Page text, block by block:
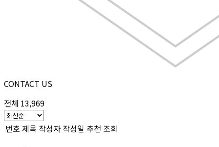
CONTACT US
전체 13,969
번호 제목 작성자 작성일 추천 조회